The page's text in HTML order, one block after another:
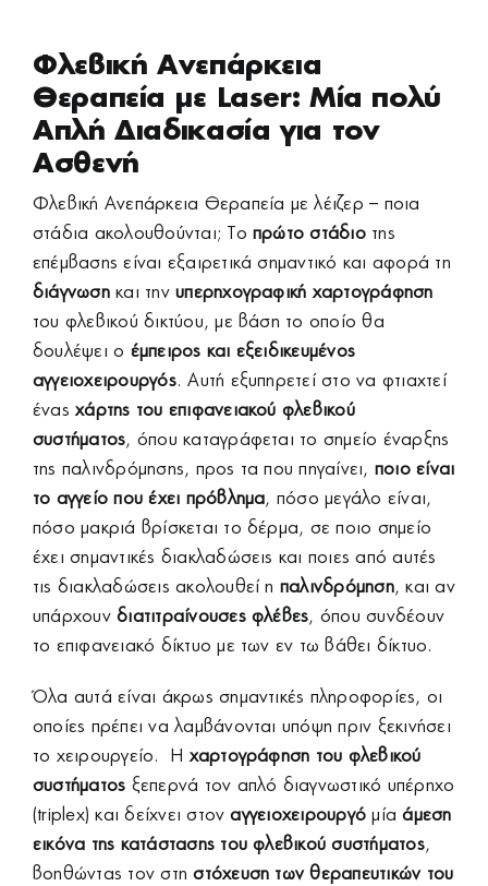
Φλεβική Ανεπάρκεια
Θεραπεία με Laser: Μία πολύ
Απλή Διαδικασία για τον
Ασθενή
Φλεβική Ανεπάρκεια Θεραπεία με λέιζερ – ποια
στάδια ακολουθούνται; Τοπρώτο στάδιοτης
επέμβασης είναι εξαιρετικά σημαντικό και αφορά τη
διάγνωσηκαι τηνυπερηχογραφική χαρτογράφηση
του φλεβικού δικτύου, με βάση το οποίο θα
δουλέψει ο έμπειρος και εξειδικευμένος
αγγειοχειρουργός. Αυτή εξυπηρετεί στο να φτιαχτεί
έναςχάρτης του επιφανειακού φλεβικού
συστήματος, όπου καταγράφεται το σημείο έναρξης
της παλινδρόμησης, προς τα που πηγαίνει, ποιο είναι
το αγγείο που έχει πρόβλημα, πόσο μεγάλο είναι,
πόσο μακριά βρίσκεται το δέρμα, σε ποιο σημείο
έχει σημαντικές διακλαδώσεις και ποιες από αυτές
τις διακλαδώσεις ακολουθεί η παλινδρόμηση, και αν
υπάρχουνδιατιτραίνουσες φλέβες, όπου συνδέουν
το επιφανειακό δίκτυο με των εν τω βάθει δίκτυο.
Όλα αυτά είναι άκρως σημαντικές πληροφορίες, οι
οποίες πρέπει να λαμβάνονται υπόψη πριν ξεκινήσει
το χειρουργείο. Η χαρτογράφηση του φλεβικού
συστήματος ξεπερνά τον απλό διαγνωστικό υπέρηχο
(triplex) και δείχνει στοναγγειοχειρουργό μίαάμεση
εικόνα της κατάστασης του φλεβικού συστήματος,
βοηθώντας τον στηστόχευση των θεραπευτικών του